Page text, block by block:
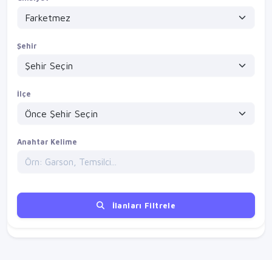
Şehir
İlçe
Anahtar Kelime
İlanları Filtrele